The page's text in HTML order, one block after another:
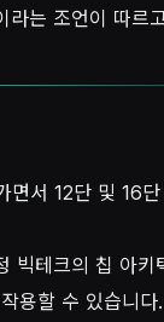
는 조언이 따르
서 12단 및 16
빅테크의 칩 아키
용할 수 있습니다.